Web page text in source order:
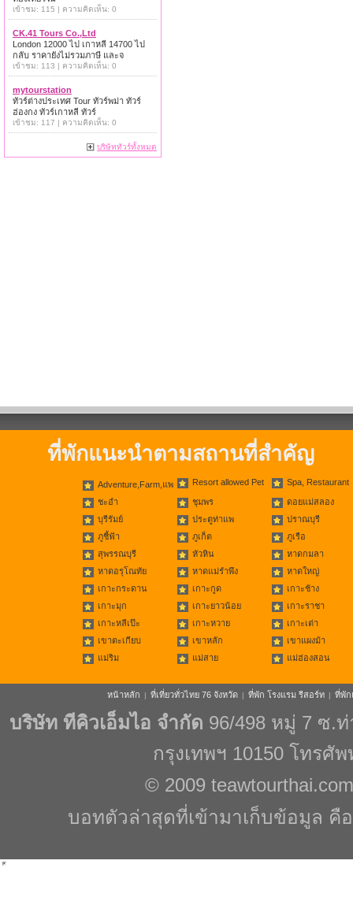
เข้าชม: 115 | ความคิดเห็น: 0
CK.41 Tours Co.,Ltd
London 12000 ไป เกาหลี 14700 ไป
กลับ ราคายังไม่รวมภาษี และจ
เข้าชม: 113 | ความคิดเห็น: 0
mytourstation
ทัวร์ต่างประเทศ Tour ทัวร์พม่า ทัวร์
ฮ่องกง ทัวร์เกาหลี ทัวร์
เข้าชม: 117 | ความคิดเห็น: 0
บริษัททัวร์ทั้งหมด
ที่พักแนะนำตามสถานที่สำคัญ
Adventure,Farm,แพ Resort allowed Pet Spa, Restaurant
ชะอำ ชุมพร
ดอยแม่สลอง
บุรีรัมย์
ประตูท่าแพ
ปราณบุรี
ภูชี้ฟ้า
ภูเก็ต
ภูเรือ
สุพรรณบุรี
หัวหิน
หาดกมลา
หาดอรุโณทัย
หาดแม่รำพึง
หาดใหญ่
เกาะกระดาน
เกาะกูด
เกาะช้าง
เกาะมุก
เกาะยาวน้อย
เกาะราชา
เกาะหลีเป๊ะ
เกาะหวาย
เกาะเต่า
เขาตะเกียบ
เขาหลัก
เขาแผงม้า
แม่ริม
แม่สาย แม่ฮ่องสอน
หน้าหลัก | ที่เที่ยวทั่วไทย 76 จังหวัด | ที่พัก โรงแรม รีสอร์ท | ที่พัก
บริษัท ทีคิวเอ็มไอ จำกัด 96/498 หมู่ 7 ซ.
กรุงเทพฯ 10150 โทรศั
© 2009 teawtourthai.com
บอทตัวล่าสุดที่เข้ามาเก็บข้อมูล คือ